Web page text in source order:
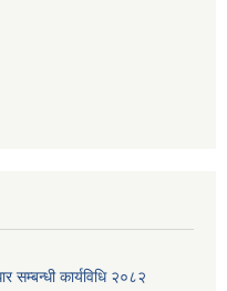
सम्बन्धी कार्यविधि २०८२